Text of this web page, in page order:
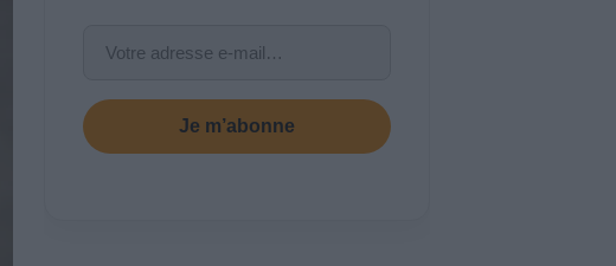
Je m’abonne